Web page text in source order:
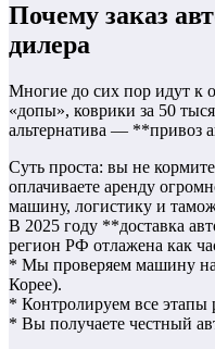
Почему заказ
дилера
Многие до сих пор идут к
«допы», коврики за 50
альтернатива — **привоз
Суть проста: вы не
оплачиваете аренду
машину, логистику и
В 2025 году **доставка
регион РФ отлажена как
* Мы проверяем машину
Корее).
* Контролируем все этапы
* Вы получаете честный